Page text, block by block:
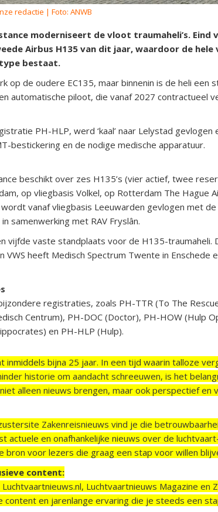
redactie | Foto: ANWB
moderniseert de vloot traumaheli’s. Eind
Airbus H135 van dit jaar, waardoor de hele
bestaat.
op de oudere EC135, maar binnenin is de heli een
automatische piloot, die vanaf 2027 contractueel
PH-HLP, werd ‘kaal’ naar Lelystad
bestickering en de nodige medische apparatuur.
beschikt over zes H135’s (vier actief, twee
op vliegbasis Volkel, op Rotterdam The Hague
vanaf vliegbasis Leeuwarden gevlogen met
samenwerking met RAV Fryslân.
vijfde vaste standplaats voor de H135-traumaheli.
VWS heeft Medisch Spectrum Twente in Enschede
registraties, zoals PH-TTR (To The
Centrum), PH-DOC (Doctor), PH-HOW (Hulp
en PH-HLP (Hulp).
inmiddels bijna 25 jaar. In een tijd waarin talloze
historie om aandacht schreeuwen, is het
alleen nieuws brengen, maar ook perspectief en
Zakenreisnieuws vind je die
actuele en onafhankelijke nieuws over de
bron voor lezers die graag een stap voor willen
content:
Luchtvaartnieuws Magazine en
content en jarenlange ervaring die je steeds een